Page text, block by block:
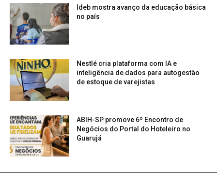
Ideb mostra avanço da educação básica
no país
Nestlé cria plataforma com IA e
inteligência de dados para autogestão
de estoque de varejistas
ABIH-SP promove 6º Encontro de
Negócios do Portal do Hoteleiro no
Guarujá